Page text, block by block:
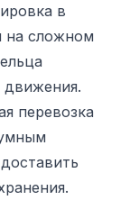
в
на сложном
движения.
перевозка